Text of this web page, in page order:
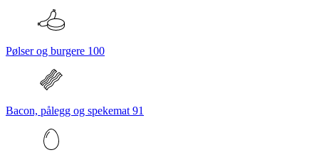
Pølser og burgere 100
Bacon, pålegg og spekemat 91